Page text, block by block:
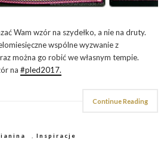
Wam wzór na szydełko, a nie na druty.
wspólne wyzwanie z
można go robić we własnym tempie.
na #pled2017.
Continue Reading
Inspiracje